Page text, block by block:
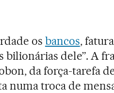
Twitter
Redes Sociales
os bancos,
bilionárias dele”. A
da força-tarefa
numa troca de